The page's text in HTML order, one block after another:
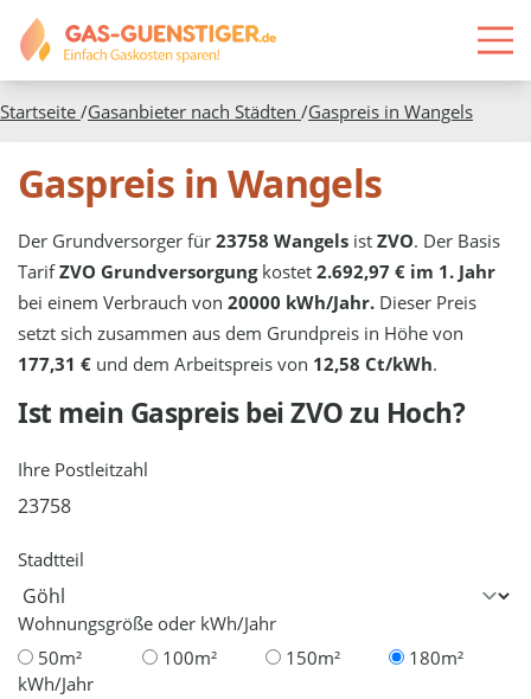
Startseite /Gasanbieter nach Städten /Gaspreis in Wangels
Gaspreis in Wangels
Der Grundversorger für23758 Wangels istZVO. Der Basis
TarifZVO Grundversorgungkostet2.692,97 € im 1. Jahr
bei einem Verbrauch von20000 kWh/Jahr. Dieser Preis
setzt sich zusammen aus dem Grundpreis in Höhe von
177,31 € und dem Arbeitspreis von 12,58 Ct/kWh.
Ist mein Gaspreis beiZVOzu Hoch?
Ihre Postleitzahl
Stadtteil
Wohnungsgröße oder kWh/Jahr
50m²
100m² 150m²
180m²
kWh/Jahr